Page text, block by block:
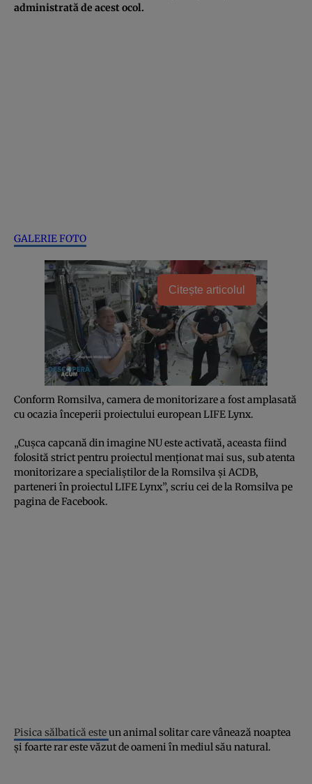
administrată de acest ocol.
GALERIE FOTO
Citește articolul
Conform Romsilva, camera de monitorizare a fost amplasată
cu ocazia începerii proiectului european LIFE Lynx.
„Cușca capcană din imagine NU este activată, aceasta fiind
folosită strict pentru proiectul menționat mai sus, sub atenta
monitorizare a specialiștilor de la Romsilva și ACDB,
parteneri în proiectul LIFE Lynx”, scriu cei de la Romsilva pe
pagina de Facebook.
Pisica sălbatică esteun animal solitar care vânează noaptea
şi foarte rar este văzut de oameni în mediul său natural.